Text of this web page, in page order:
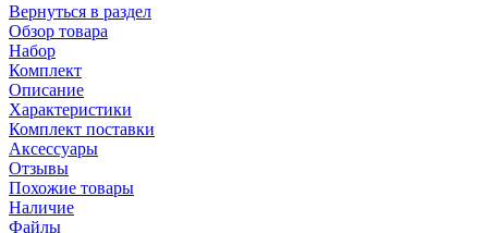
Вернуться в раздел
Обзор товара
Набор
Комплект
Описание
Характеристики
Комплект поставки
Аксессуары
Отзывы
Похожие товары
Наличие
Файлы